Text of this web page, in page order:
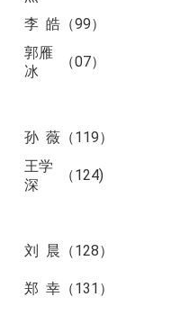
李 皓（99）
郭雁
冰
（07）
孙 薇（119）
王学
深
（124)
刘 晨 （128）
郑 幸（131）